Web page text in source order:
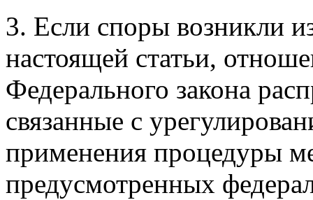
3. Если споры возникли
настоящей статьи,
Федерального закона
связанные с
применения процедуры
предусмотренных